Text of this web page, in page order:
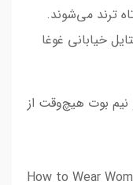
ترند می‌شوند.
خیابانی غوغا
بوت هیچ‌وقت از